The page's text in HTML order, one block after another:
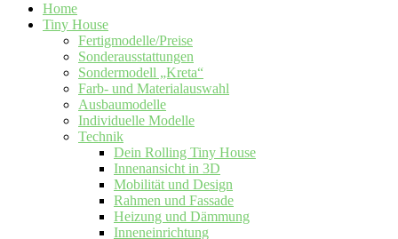
Home
Tiny House
Fertigmodelle/Preise
Sonderausstattungen
Sondermodell „Kreta“
Farb- und Materialauswahl
Ausbaumodelle
Individuelle Modelle
Technik
Dein Rolling Tiny House
Innenansicht in 3D
Mobilität und Design
Rahmen und Fassade
Heizung und Dämmung
Inneneinrichtung